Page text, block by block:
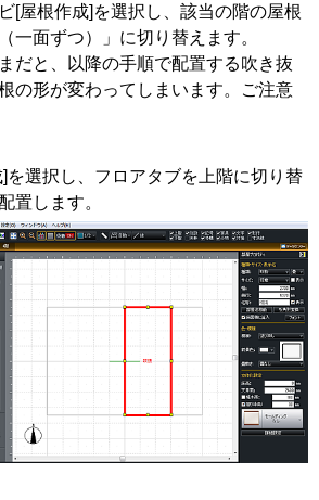
[屋根作成]を選択し、該当の階の屋根
一面ずつ）」に切り替えます。
だと、以降の手順で配置する吹き抜
の形が変わってしまいます。ご注意
を選択し、フロアタブを上階に切り替
置します。